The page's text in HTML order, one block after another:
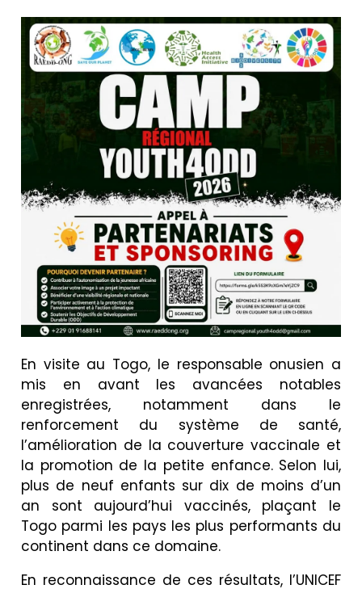
En visite au Togo, le responsable onusien a
mis en avant les avancées notables
enregistrées, notamment dans le
renforcement du système de santé,
l’amélioration de la couverture vaccinale et
la promotion de la petite enfance. Selon lui,
plus de neuf enfants sur dix de moins d’un
an sont aujourd’hui vaccinés, plaçant le
Togo parmi les pays les plus performants du
continent dans ce domaine.
En reconnaissance de ces résultats, l’UNICEF